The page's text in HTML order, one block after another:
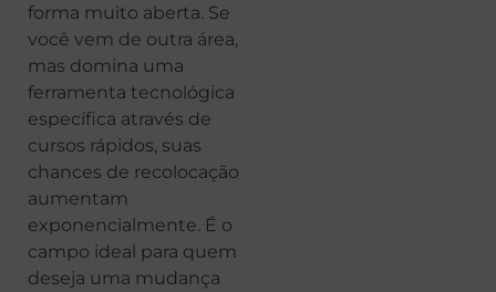
forma muito aberta. Se
você vem de outra área,
mas domina uma
ferramenta tecnológica
específica através de
cursos rápidos, suas
chances de recolocação
aumentam
exponencialmente. É o
campo ideal para quem
deseja uma mudança